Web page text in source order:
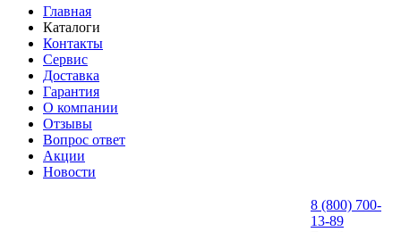
Главная
Каталоги
Контакты
Сервис
Доставка
Гарантия
О компании
Отзывы
Вопрос ответ
Акции
Новости
8 (800) 700-
13-89